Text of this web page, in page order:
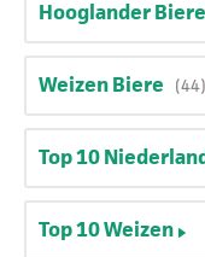
Hooglander Biere
Weizen Biere (44)
Top 10
Top 10 Weizen